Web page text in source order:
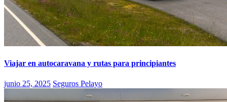
Viajar en autocaravana y rutas para principiantes
junio 25, 2025 Seguros Pelayo